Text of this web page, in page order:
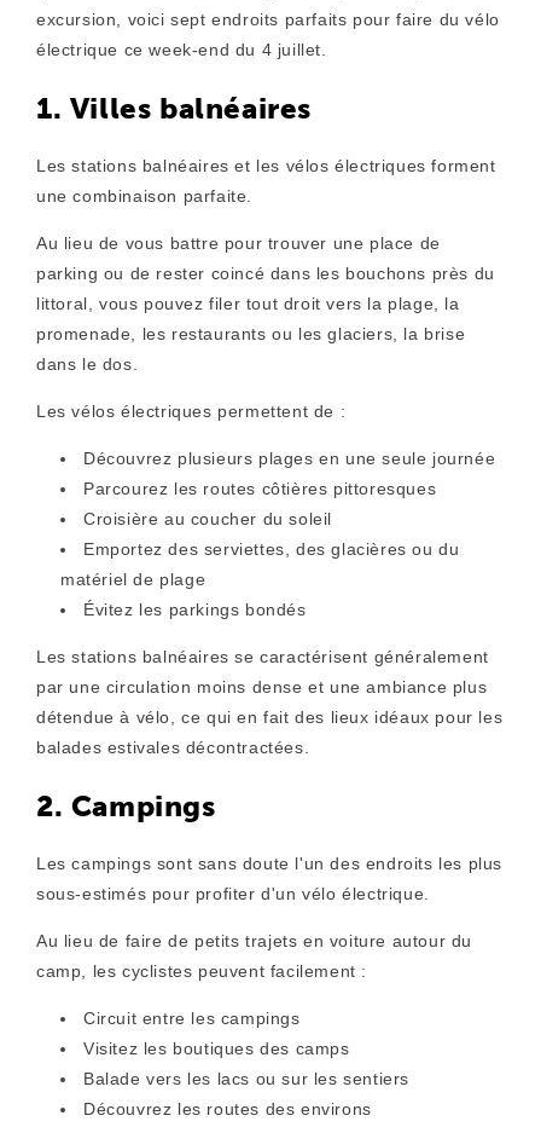
excursion, voici sept endroits parfaits pour faire du vélo
électrique ce week-end du 4 juillet.
1. Villes balnéaires
Les stations balnéaires et les vélos électriques forment
une combinaison parfaite.
Au lieu de vous battre pour trouver une place de
parking ou de rester coincé dans les bouchons près du
littoral, vous pouvez filer tout droit vers la plage, la
promenade, les restaurants ou les glaciers, la brise
dans le dos.
Les vélos électriques permettent de :
Découvrez plusieurs plages en une seule journée
Parcourez les routes côtières pittoresques
Croisière au coucher du soleil
Emportez des serviettes, des glacières ou du
matériel de plage
Évitez les parkings bondés
Les stations balnéaires se caractérisent généralement
par une circulation moins dense et une ambiance plus
détendue à vélo, ce qui en fait des lieux idéaux pour les
balades estivales décontractées.
2. Campings
Les campings sont sans doute l'un des endroits les plus
sous-estimés pour profiter d'un vélo électrique.
Au lieu de faire de petits trajets en voiture autour du
camp, les cyclistes peuvent facilement :
Circuit entre les campings
Visitez les boutiques des camps
Balade vers les lacs ou sur les sentiers
Découvrez les routes des environs